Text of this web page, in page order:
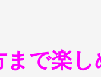
で楽し